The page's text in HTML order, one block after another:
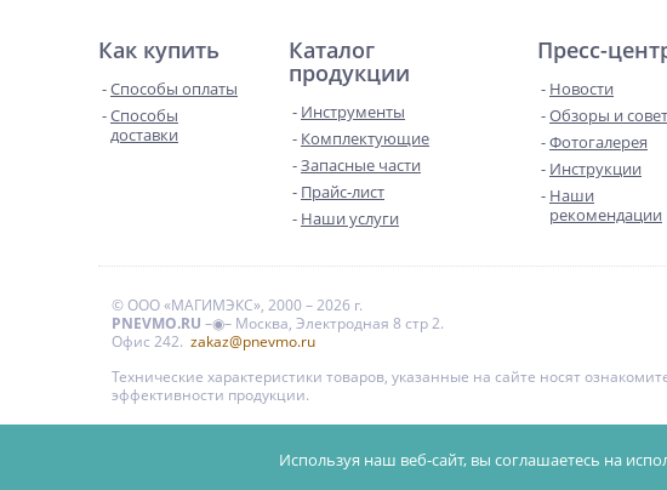
Как купить
Способы оплаты
Способы
доставки
Каталог
продукции
Инструменты
Комплектующие
Запасные части
Прайс-лист
Наши услуги
Пресс-
Новости
Обзоры и
Фотогалерея
Инструкции
Наши
рекомендации
© ООО «МАГИМЭКС», 2000 – 2026 г.
PNEVMO.RU –◉– Москва, Электродная 8 стр 2.
Офис 242. zakaz@pnevmo.ru
Технические характеристики товаров, указанные на сайте носят
эффективности продукции.
Цены на сайте даны для справки и не являются публичной офертой.
Используя наш веб-сайт, вы соглашаетесь на